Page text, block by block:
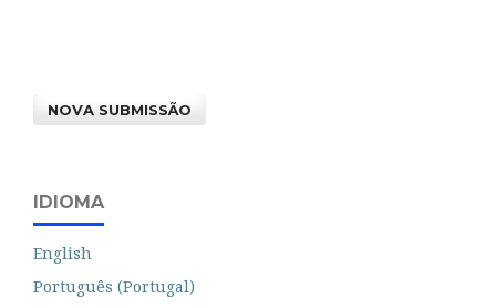
NOVA SUBMISSÃO
IDIOMA
English
Português (Portugal)